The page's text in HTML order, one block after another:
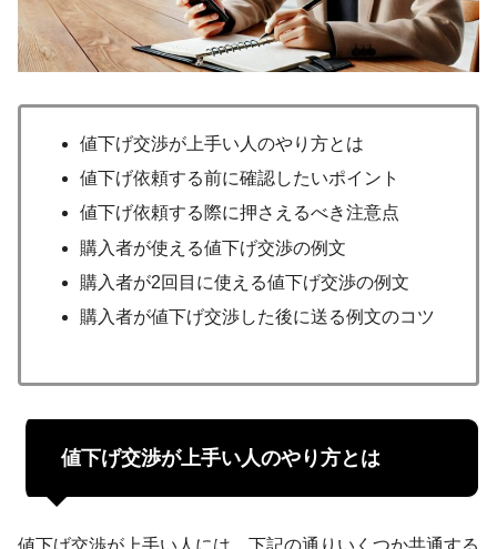
値下げ交渉が上手い人のやり方とは
値下げ依頼する前に確認したいポイント
値下げ依頼する際に押さえるべき注意点
購入者が使える値下げ交渉の例文
購入者が2回目に使える値下げ交渉の例文
購入者が値下げ交渉した後に送る例文のコツ
値下げ交渉が上手い人のやり方とは
値下げ交渉が上手い人には、下記の通りいくつか共通する